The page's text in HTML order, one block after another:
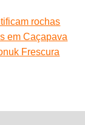
rochas
em Caçapava
Frescura